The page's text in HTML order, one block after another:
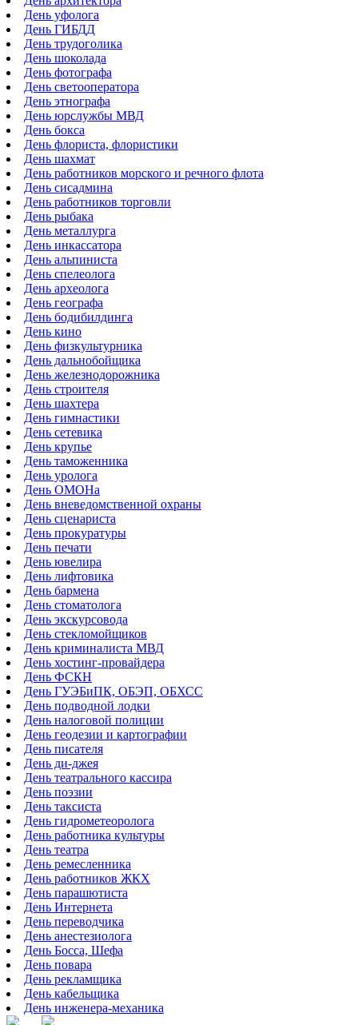
День уфолога
День ГИБДД
День трудоголика
День шоколада
День фотографа
День светооператора
День этнографа
День юрслужбы МВД
День бокса
День флориста, флористики
День шахмат
День работников морского и речного флота
День сисадмина
День работников торговли
День рыбака
День металлурга
День инкассатора
День альпиниста
День спелеолога
День археолога
День географа
День бодибилдинга
День кино
День физкультурника
День дальнобойщика
День железнодорожника
День строителя
День шахтера
День гимнастики
День сетевика
День крупье
День таможенника
День уролога
День ОМОНа
День вневедомственной охраны
День сценариста
День прокуратуры
День печати
День ювелира
День лифтовика
День бармена
День стоматолога
День экскурсовода
День стекломойщиков
День криминалиста МВД
День хостинг-провайдера
День ФСКН
День ГУЭБиПК, ОБЭП, ОБХСС
День подводной лодки
День налоговой полиции
День геодезии и картографии
День писателя
День ди-джея
День театрального кассира
День поэзии
День таксиста
День гидрометеоролога
День работника культуры
День театра
День ремесленника
День работников ЖКХ
День парашютиста
День Интернета
День переводчика
День анестезиолога
День Босса, Шефа
День повара
День рекламщика
День кабельщика
День инженера-механика